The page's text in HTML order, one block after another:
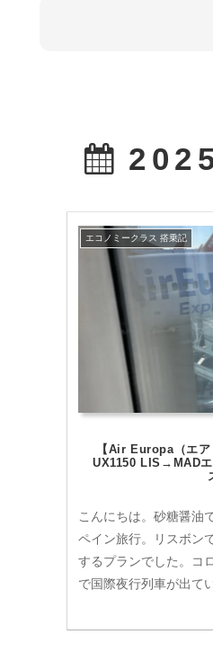
エコノミークラス 搭乗記
【Air Europa（エア
UX1150 LIS→MADエ
こんにちは。砂糖醤油
ペイン旅行。リスボン
するプランでした。コ
で国際夜行列車が出て